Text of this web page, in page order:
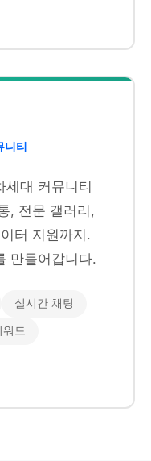
니티
세대 커뮤니티
, 전문 갤러리,
터 지원까지.
만들어갑니다.
실시간 채팅
워드